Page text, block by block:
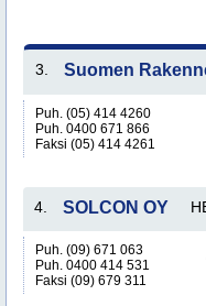
3. Suomen
Puh. (05) 414 4260
Puh. 0400 671 866
Faksi (05) 414 4261
4. SOLCON OY
Puh. (09) 671 063
Puh. 0400 414 531
Faksi (09) 679 311